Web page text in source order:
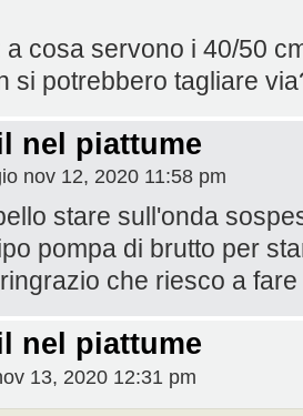
cosa servono i 40/50
si potrebbero tagliare
nel piattume
nov 12, 2020 11:58 pm
stare sull'onda
pompa di brutto per
che riesco a
nel piattume
13, 2020 12:31 pm